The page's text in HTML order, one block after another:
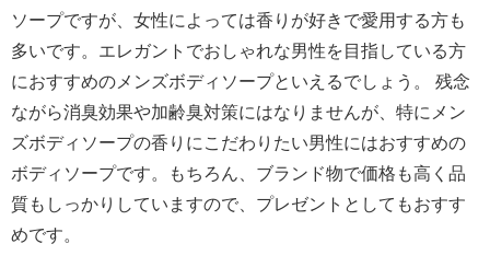
ソープですが、女性によっては香りが好きで愛用する方も
多いです。エレガントでおしゃれな男性を目指している方
におすすめのメンズボディソープといえるでしょう。 残念
ながら消臭効果や加齢臭対策にはなりませんが、特にメン
ズボディソープの香りにこだわりたい男性にはおすすめの
ボディソープです。もちろん、ブランド物で価格も高く品
質もしっかりしていますので、プレゼントとしてもおすす
めです。